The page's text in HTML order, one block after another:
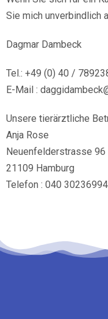
Sie mich unverbindlich
Dagmar Dambeck
Tel.: +49 (0) 40 /
E-Mail :
Unsere tierärztliche
Anja Rose
Neuenfelderstrasse 96
21109 Hamburg
Telefon : 040 30236994